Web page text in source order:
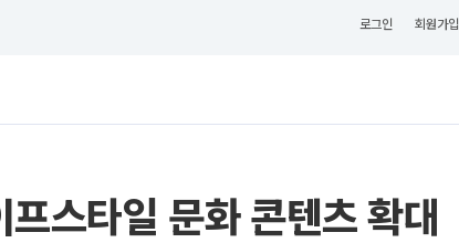
로그인 회원가입
스타일 문화 콘텐츠 확대